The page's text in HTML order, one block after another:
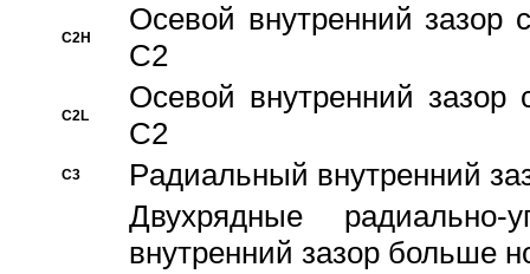
C2H
Осевой внутренний зазор
C2
C2L
Осевой внутренний зазор
C2
C3
Pадиальный внутренний
Двухрядные радиально-
внутренний зазор больше